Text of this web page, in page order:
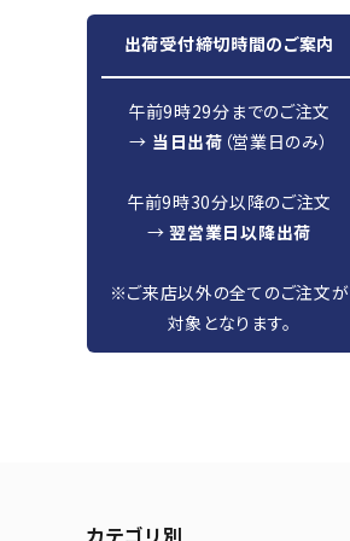
出荷受付締切時間のご案内
午前9時29分までのご注文
→ 当日出荷 （営業日のみ）
午前9時30分以降のご注文
→翌営業日以降出荷
※ご来店以外の全てのご注文が
対象となります。
カテゴリ別